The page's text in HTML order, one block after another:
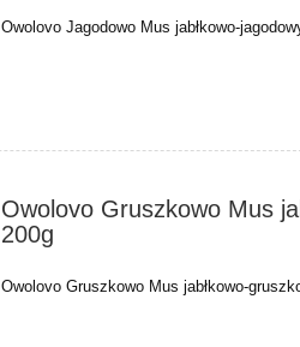
Owolovo Jagodowo Mus jabłkowo-
Owolovo Gruszkowo Mus
200g
Owolovo Gruszkowo Mus jabłkowo-